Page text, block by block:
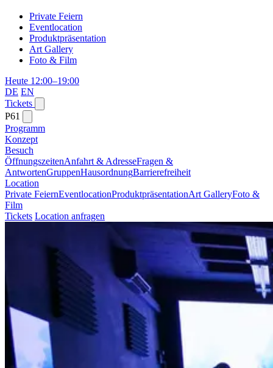
Private Feiern
Eventlocation
Produktpräsentation
Art Gallery
Foto & Film
Heute 12:00–19:00
DE EN
Tickets
P61
Programm
Konzept
Besuch
ÖffnungszeitenAnfahrt & AdresseFragen &
AntwortenGruppenHausordnungBarrierefreiheit
Location
Private FeiernEventlocationProduktpräsentationArt GalleryFoto &
Film
Tickets Location anfragen